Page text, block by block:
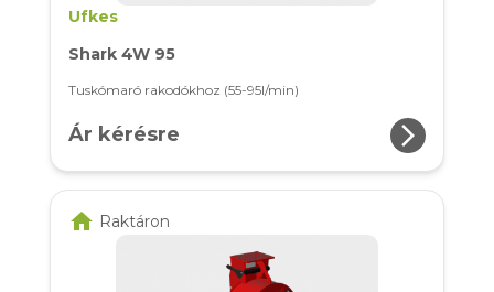
Ufkes
Shark 4W 95
Tuskómaró rakodókhoz (55-95l/min)
Ár kérésre arrow_forward_ios
home Raktáron